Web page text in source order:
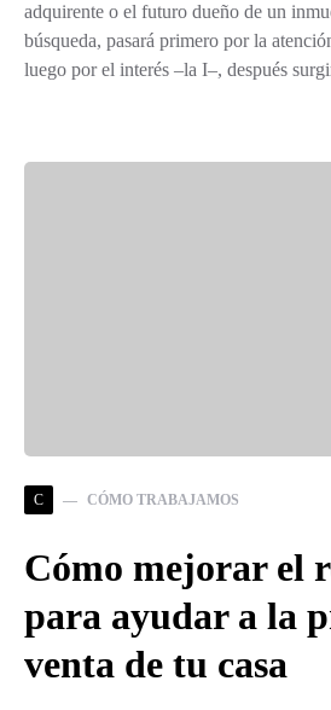
adquirente o el futuro dueño de un
búsqueda, pasará primero por la
luego por el interés –la I–, después
C CÓMO TRABAJAMOS
Cómo mejorar el
para ayudar a la
venta de tu casa